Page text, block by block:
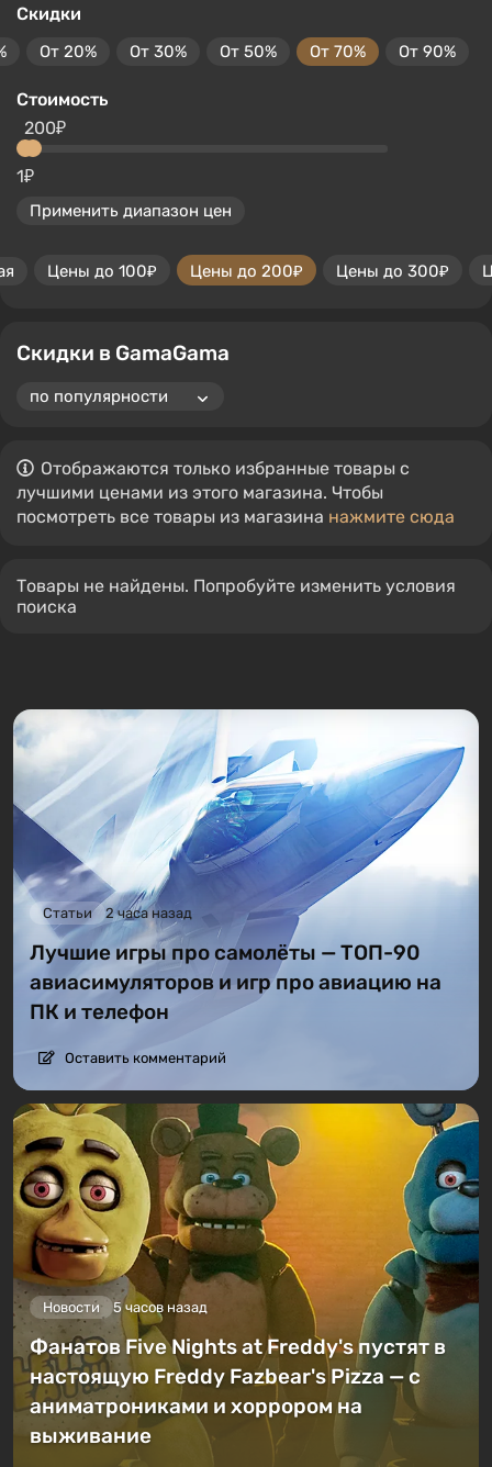
Скидки
От 20% От 30% От 50% От 70% От 90%
Стоимость
1₽
200₽
Применить диапазон цен
Цены до 100₽ Цены до 200₽ Цены до 300₽
Скидки в GamaGama
Отображаются только избранные товары с
лучшими ценами из этого магазина. Чтобы
посмотреть все товары из магазина нажмите сюда
Товары не найдены. Попробуйте изменить условия
поиска
Статьи 2 часа назад
Лучшие игры про самолёты — ТОП-90
авиасимуляторов и игр про авиацию на
ПК и телефон
Оставить комментарий
Новости 5 часов назад
Фанатов Five Nights at Freddy's пустят в
настоящую Freddy Fazbear's Pizza — с
аниматрониками и хоррором на
выживание